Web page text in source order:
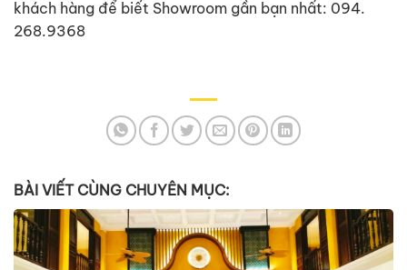
khách hàng để biết Showroom gần bạn nhất: 094.
268.9368
BÀI VIẾT CÙNG CHUYÊN MỤC: